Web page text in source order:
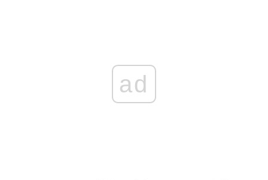
ad